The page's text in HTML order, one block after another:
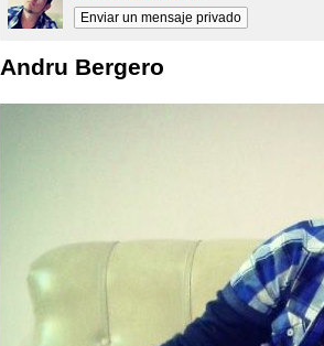
Enviar un mensaje privado
Andru Bergero